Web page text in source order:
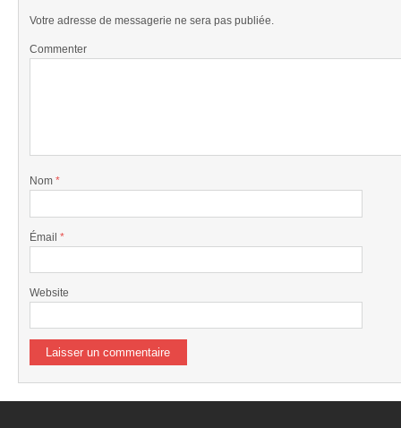
Votre adresse de messagerie ne sera pas publiée.
Commenter
Nom *
Émail *
Website